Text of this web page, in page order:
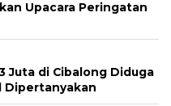
Upacara Peringatan
Juta di Cibalong Diduga
Dipertanyakan